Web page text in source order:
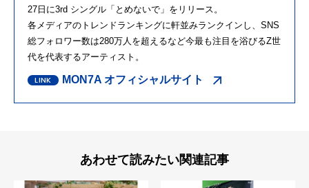
27日に3rd シングル「とめないで」をリリース。
各メディアのトレンドランキングに軒並みランクインし、SNS
総フォロワー数は280万人を超えるなど今最も注目を浴びるZ世
代を代表するアーティスト。
MON7A オフィシャルサイト
あわせて読みたい関連記事